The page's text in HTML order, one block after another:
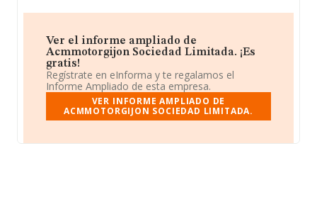
Ver el informe ampliado de
Acmmotorgijon Sociedad Limitada. ¡Es
gratis!
Regístrate en eInforma y te regalamos el
Informe Ampliado de esta empresa.
VER INFORME AMPLIADO DE
ACMMOTORGIJON SOCIEDAD LIMITADA.